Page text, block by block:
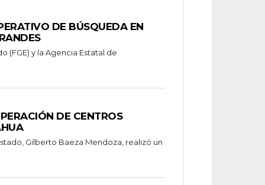
DE BÚSQUEDA EN
(FGE) y la Agencia Estatal de
DE CENTROS
Gilberto Baeza Mendoza, realizó un